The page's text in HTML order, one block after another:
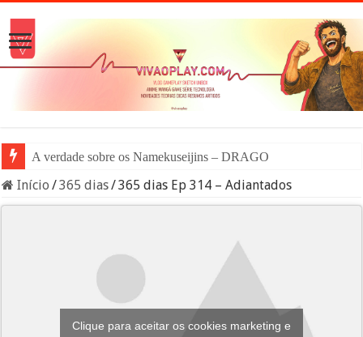
A verdade sobre os Namekuseijins – DRAGON BALL #News
Início /365 dias/365 dias Ep 314 – Adiantados
Clique para aceitar os cookies marketing e